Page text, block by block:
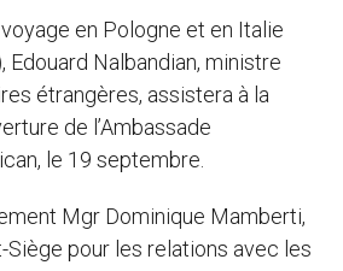
voyage en Pologne et en Italie
Edouard Nalbandian, ministre
étrangères, assistera à la
de l’Ambassade
le 19 septembre.
Mgr Dominique Mamberti,
pour les relations avec les